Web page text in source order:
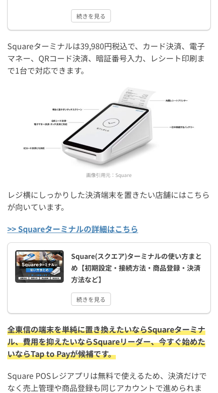
続きを見る
Squareターミナルは39,980円税込で、カード決済、電子
マネー、QRコード決済、暗証番号入力、レシート印刷ま
で1台で対応できます。
画像引用元： Square
レジ横にしっかりした決済端末を置きたい店舗にはこちら
が向いています。
>> Squareターミナルの詳細はこちら
Square(スクエア)ターミナルの使い方まと
め【初期設定・接続方法・商品登録・決済
方法など】
続きを見る
全東信の端末を単純に置き換えたいならSquareターミナ
ル、費用を抑えたいならSquareリーダー、今すぐ始めた
いならTap to Payが候補です。
Square POSレジアプリは無料で使えるため、決済だけで
なく売上管理や商品登録も同じアカウントで進められま